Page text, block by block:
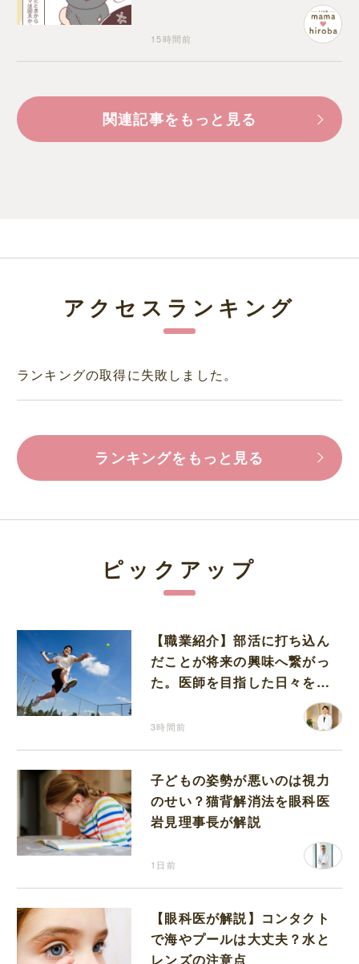
15時間前
関連記事をもっと見る
アクセスランキング
ランキングの取得に失敗しました。
ランキングをもっと見る
ピックアップ
【職業紹介】部活に打ち込ん
だことが将来の興味へ繋がっ
た。医師を目指した日々を振
3時間前
子どもの姿勢が悪いのは視力
のせい？猫背解消法を眼科医
岩見理事長が解説
1日前
【眼科医が解説】コンタクト
で海やプールは大丈夫？水と
レンズの注意点